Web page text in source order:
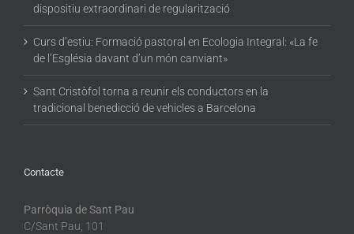
dispositiu extraordinari de regularització
Curs d’estiu: Formació pastoral en Ecologia Integral: «La fe
de l’Església davant d’un món canviant»
Sant Cristòfol torna a reunir els conductors en la
tradicional benedicció de vehicles a Barcelona
Contacte
Parròquia de Sant Pau
C/Sant Pau, 101